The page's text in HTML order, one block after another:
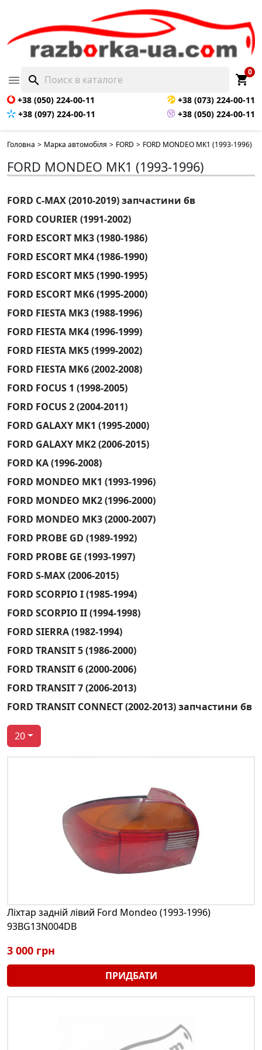
 search shopping_cart
0
+38 (050) 224-00-11
+38 (073) 224-00-11
+38 (097) 224-00-11
+38 (050) 224-00-11
Головна > Марка автомобіля > FORD > FORD MONDEO MK1 (1993-1996)
FORD MONDEO MK1 (1993-1996)
FORD C-MAX (2010-2019) запчастини бв
FORD COURIER (1991-2002)
FORD ESCORT MK3 (1980-1986)
FORD ESCORT MK4 (1986-1990)
FORD ESCORT MK5 (1990-1995)
FORD ESCORT MK6 (1995-2000)
FORD FIESTA MK3 (1988-1996)
FORD FIESTA MK4 (1996-1999)
FORD FIESTA MK5 (1999-2002)
FORD FIESTA MK6 (2002-2008)
FORD FOCUS 1 (1998-2005)
FORD FOCUS 2 (2004-2011)
FORD GALAXY MK1 (1995-2000)
FORD GALAXY MK2 (2006-2015)
FORD KA (1996-2008)
FORD MONDEO MK1 (1993-1996)
FORD MONDEO MK2 (1996-2000)
FORD MONDEO MK3 (2000-2007)
FORD PROBE GD (1989-1992)
FORD PROBE GE (1993-1997)
FORD S-MAX (2006-2015)
FORD SCORPIO I (1985-1994)
FORD SCORPIO II (1994-1998)
FORD SIERRA (1982-1994)
FORD TRANSIT 5 (1986-2000)
FORD TRANSIT 6 (2000-2006)
FORD TRANSIT 7 (2006-2013)
FORD TRANSIT CONNECT (2002-2013) запчастини бв
20
Ліхтар задній лівий Ford Mondeo (1993-1996)
93BG13N004DB
3 000 грн
ПРИДБАТИ